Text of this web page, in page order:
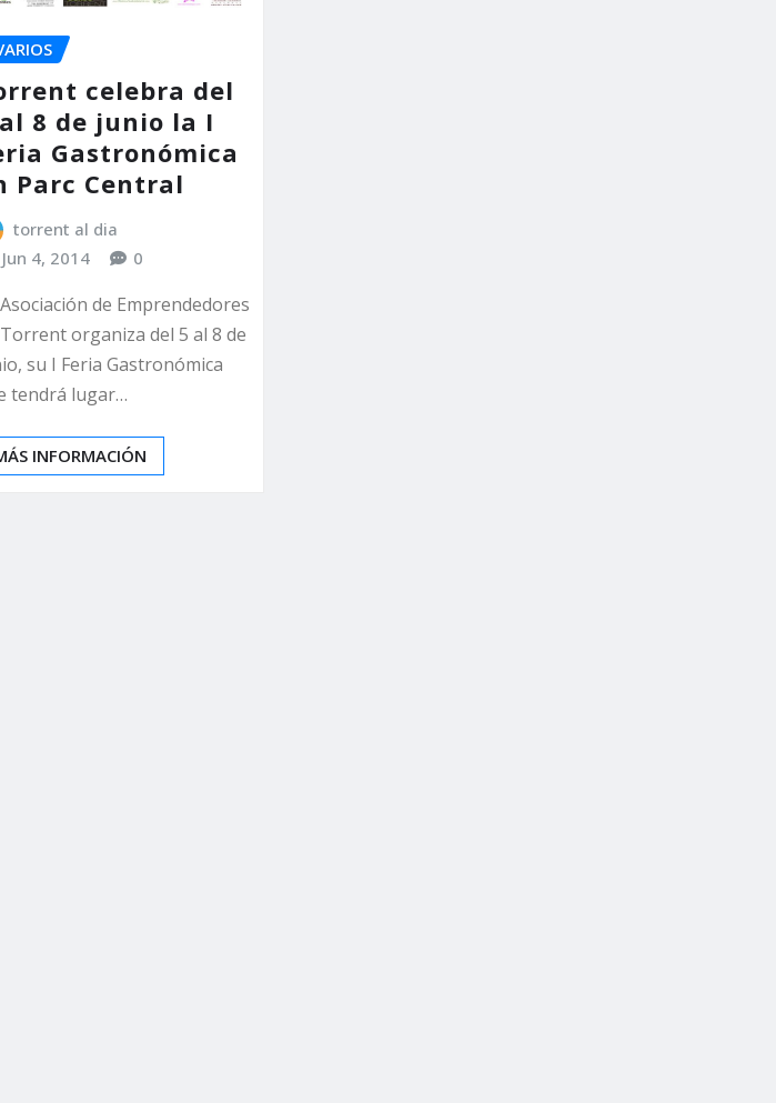
celebra del
8 de junio la I
Gastronómica
Parc Central
torrent al dia
Jun 4, 2014
0
de Emprendedores
organiza del 5 al 8 de
su I Feria Gastronómica
tendrá lugar…
INFORMACIÓN